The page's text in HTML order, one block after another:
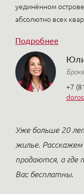
уединённом
абсолютно всех
Подробнее
+7
Уже больше 20
жилье. Расскажем
продаются, а где
Вас бесплатны.